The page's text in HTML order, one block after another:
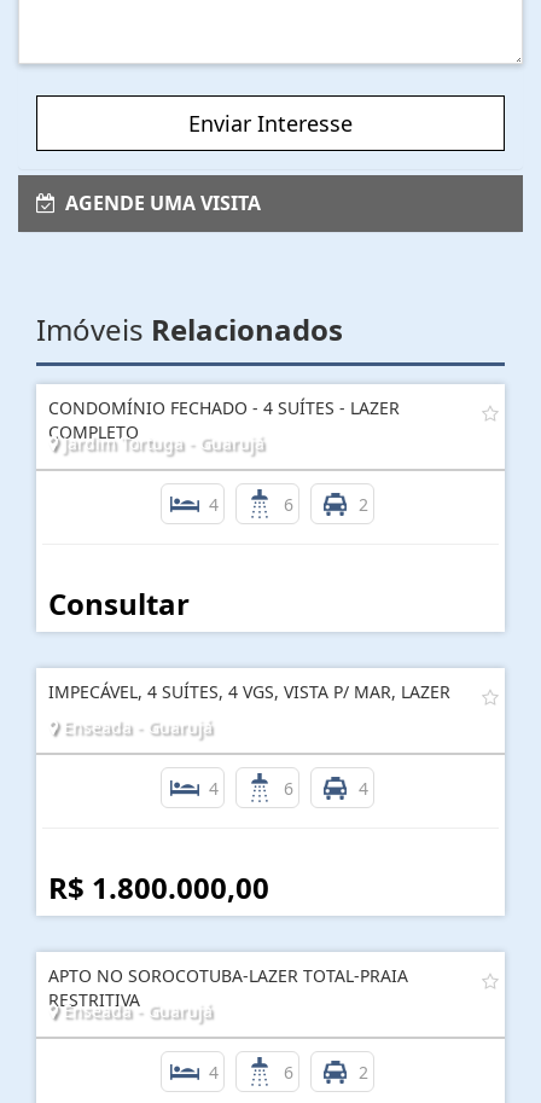
Enviar Interesse
AGENDE UMA VISITA
Imóveis Relacionados
CONDOMÍNIO FECHADO - 4 SUÍTES - LAZER
COMPLETO
Jardim Tortuga - Guarujá
4 6 2
Consultar
IMPECÁVEL, 4 SUÍTES, 4 VGS, VISTA P/ MAR, LAZER
Enseada - Guarujá
4 6 4
R$ 1.800.000,00
APTO NO SOROCOTUBA-LAZER TOTAL-PRAIA
RESTRITIVA
Enseada - Guarujá
4 6 2